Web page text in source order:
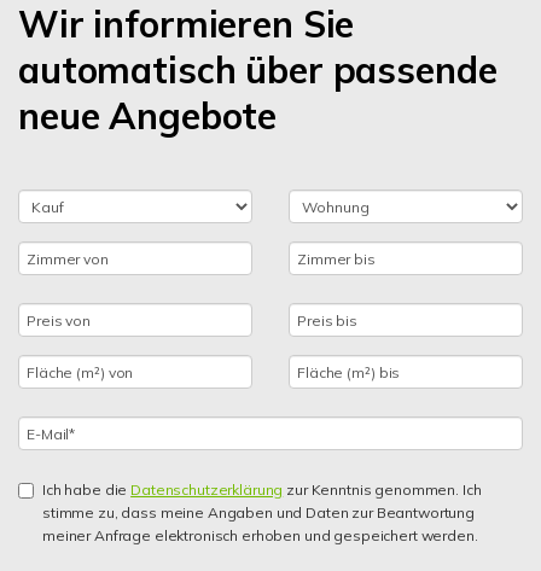
Wir informieren Sie
automatisch über passende
neue Angebote
Ich habe die Datenschutzerklärung zur Kenntnis genommen. Ich
stimme zu, dass meine Angaben und Daten zur Beantwortung
meiner Anfrage elektronisch erhoben und gespeichert werden.